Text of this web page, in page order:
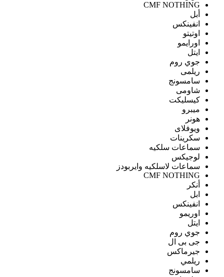
CMF NOTHING
أبل
انفينكس
اوتيتو
اورايمو
ايتل
جوي روم
ريلمى
سامسونج
شاومى
كيسليكت
ميبرو
هونر
ويوفلاى
سكرينات
سماعات سلكيه
لوجيكس
سماعات لاسلكيه وايربودز
CMF NOTHING
أنكر
ابل
انفينكس
اوريمو
ايتل
جوي روم
جى بى ال
جيرماكس
ريلمي
سامسونج